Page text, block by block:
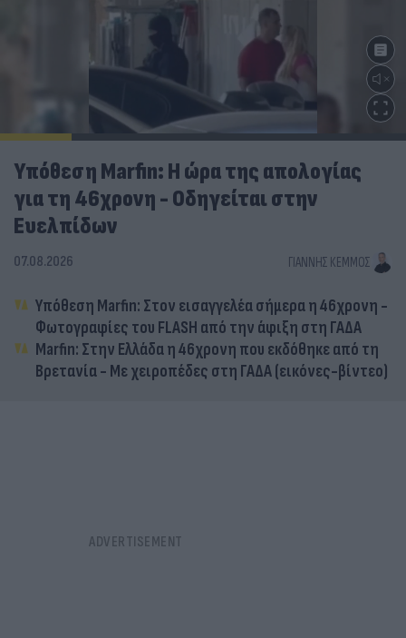
Υπόθεση Marfin: Η ώρα της απολογίας
για τη 46χρονη - Οδηγείται στην
Ευελπίδων
07.08.2026 ΓΙΆΝΝΗΣ ΚΈΜΜΟΣ
Υπόθεση Marfin: Στον εισαγγελέα σήμερα η 46χρονη -
Φωτογραφίες του FLASH από την άφιξη στη ΓΑΔΑ
Marfin: Στην Ελλάδα η 46χρονη που εκδόθηκε από τη
Βρετανία - Με χειροπέδες στη ΓΑΔΑ (εικόνες-βίντεο)